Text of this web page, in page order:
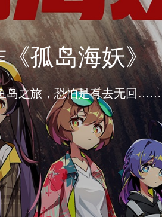
孤岛海妖》
岛之旅，恐怕是有去无回……
）